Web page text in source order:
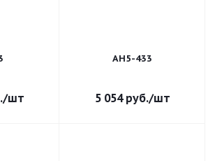
/шт
АН5-433
5 054руб./шт